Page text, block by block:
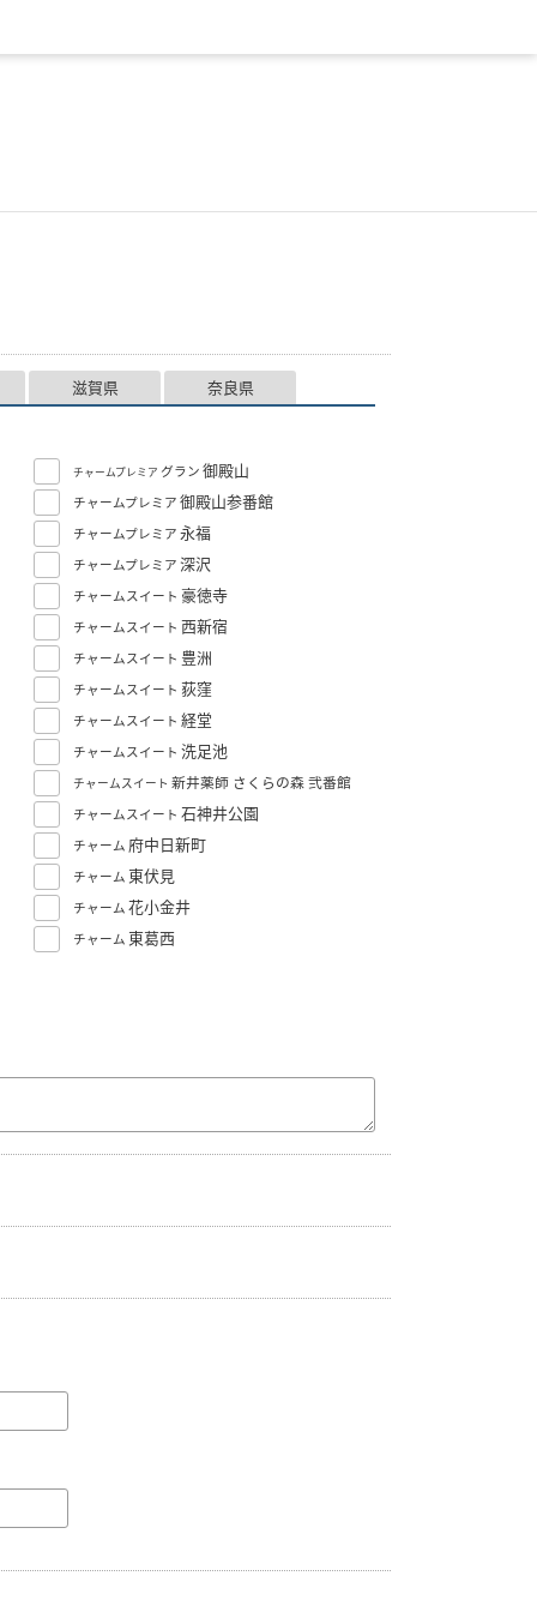
滋賀県 奈良県
チャームプレミア グラン御殿山
チャームプレミア御殿山参番館
チャームプレミア永福
チャームプレミア深沢
チャームスイート豪徳寺
チャームスイート西新宿
チャームスイート 豊洲
チャームスイート荻窪
チャームスイート経堂
チャームスイート洗足池
チャームスイート新井薬師 さくらの森 弐番館
チャームスイート石神井公園
チャーム 府中日新町
チャーム 東伏見
チャーム花小金井
チャーム 東葛西